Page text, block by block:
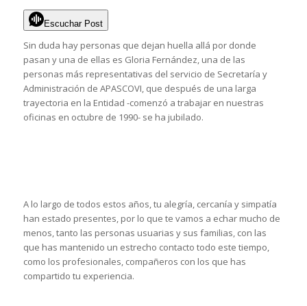
Escuchar Post
Sin duda hay personas que dejan huella allá por donde
pasan y una de ellas es Gloria Fernández, una de las
personas más representativas del servicio de Secretaría y
Administración de APASCOVI, que después de una larga
trayectoria en la Entidad -comenzó a trabajar en nuestras
oficinas en octubre de 1990- se ha jubilado.
A lo largo de todos estos años, tu alegría, cercanía y simpatía
han estado presentes, por lo que te vamos a echar mucho de
menos, tanto las personas usuarias y sus familias, con las
que has mantenido un estrecho contacto todo este tiempo,
como los profesionales, compañeros con los que has
compartido tu experiencia.